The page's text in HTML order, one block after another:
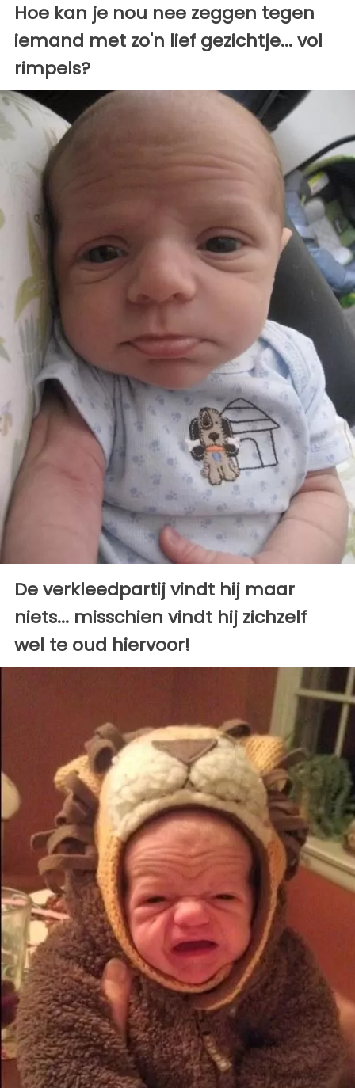
Hoe kan je nou nee zeggen tegen
iemand met zo'n lief gezichtje... vol
rimpels?
De verkleedpartij vindt hij maar
niets... misschien vindt hij zichzelf
wel te oud hiervoor!